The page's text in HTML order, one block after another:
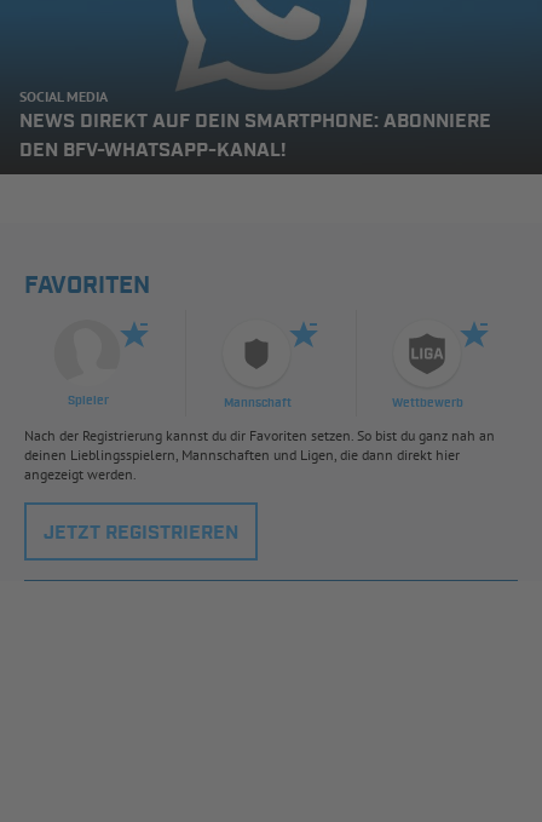
SOCIAL MEDIA
NEWS DIREKT AUF DEIN SMARTPHONE: ABONNIERE
DEN BFV-WHATSAPP-KANAL!
FAVORITEN
Spieler Mannschaft Wettbewerb
Nach der Registrierung kannst du dir Favoriten setzen. So bist du ganz nah an
deinen Lieblingsspielern, Mannschaften und Ligen, die dann direkt hier
angezeigt werden.
JETZT REGISTRIEREN